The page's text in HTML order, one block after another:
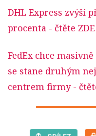
DHL Express zvýší
procenta - čtěte ZDE
FedEx chce
se stane druhým
centrem firmy-